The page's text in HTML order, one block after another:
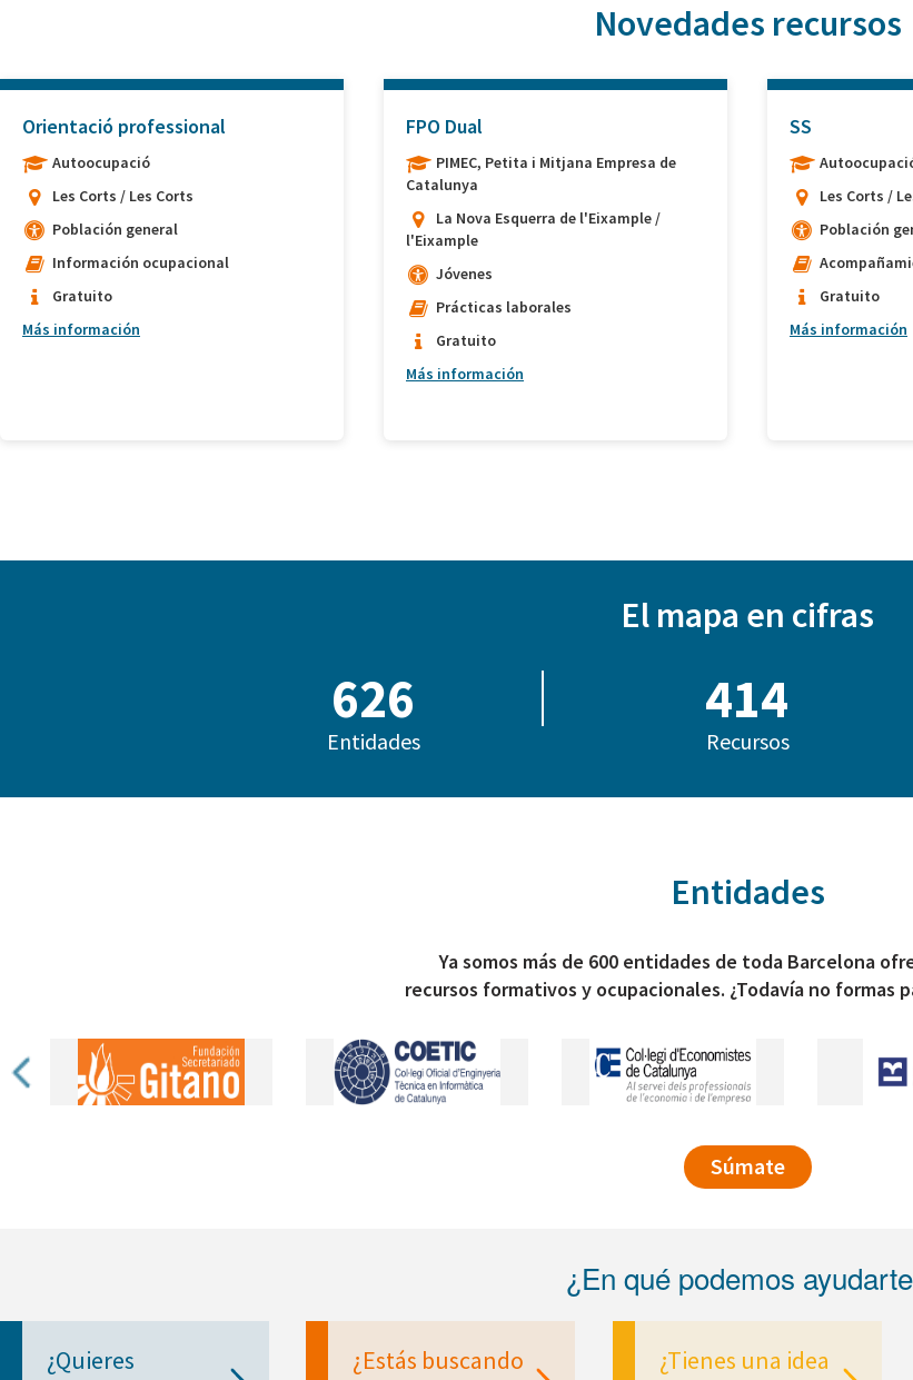
Novedades recursos
Orientació professional
Autoocupació
Les Corts / Les Corts
Población general
Información ocupacional
Gratuito
Más información
FPO Dual
PIMEC, Petita i Mitjana Empresa de
Catalunya
La Nova Esquerra de l'Eixample /
l'Eixample
Jóvenes
Prácticas laborales
Gratuito
Más información
SS
Les Corts /
Población
Gratuito
Más información
El mapa en cifras
685
Entidades
414
Recursos
Entidades
Ya somos más de 600 entidades de toda Barcelona
recursos formativos y ocupacionales. ¿Todavía no formas
Súmate
¿En qué podemos
¿Quieres
¿Estás buscando
¿Tienes una idea